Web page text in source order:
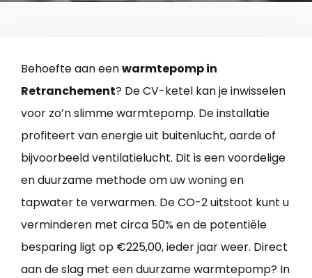
Behoefte aan eenwarmtepomp in
Retranchement? De CV-ketel kan je inwisselen
voor zo’n slimme warmtepomp. De installatie
profiteert van energie uit buitenlucht, aarde of
bijvoorbeeld ventilatielucht. Dit is een voordelige
en duurzame methode om uw woning en
tapwater te verwarmen. De CO-2 uitstoot kunt u
verminderen met circa 50% en de potentiële
besparing ligt op €225,00, ieder jaar weer. Direct
aan de slag met een duurzame warmtepomp? In